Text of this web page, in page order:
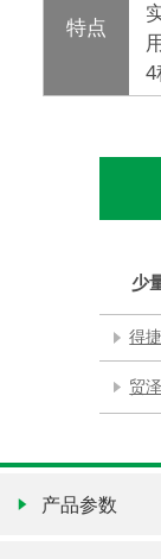
特点
4
少
得
贸
产品参数